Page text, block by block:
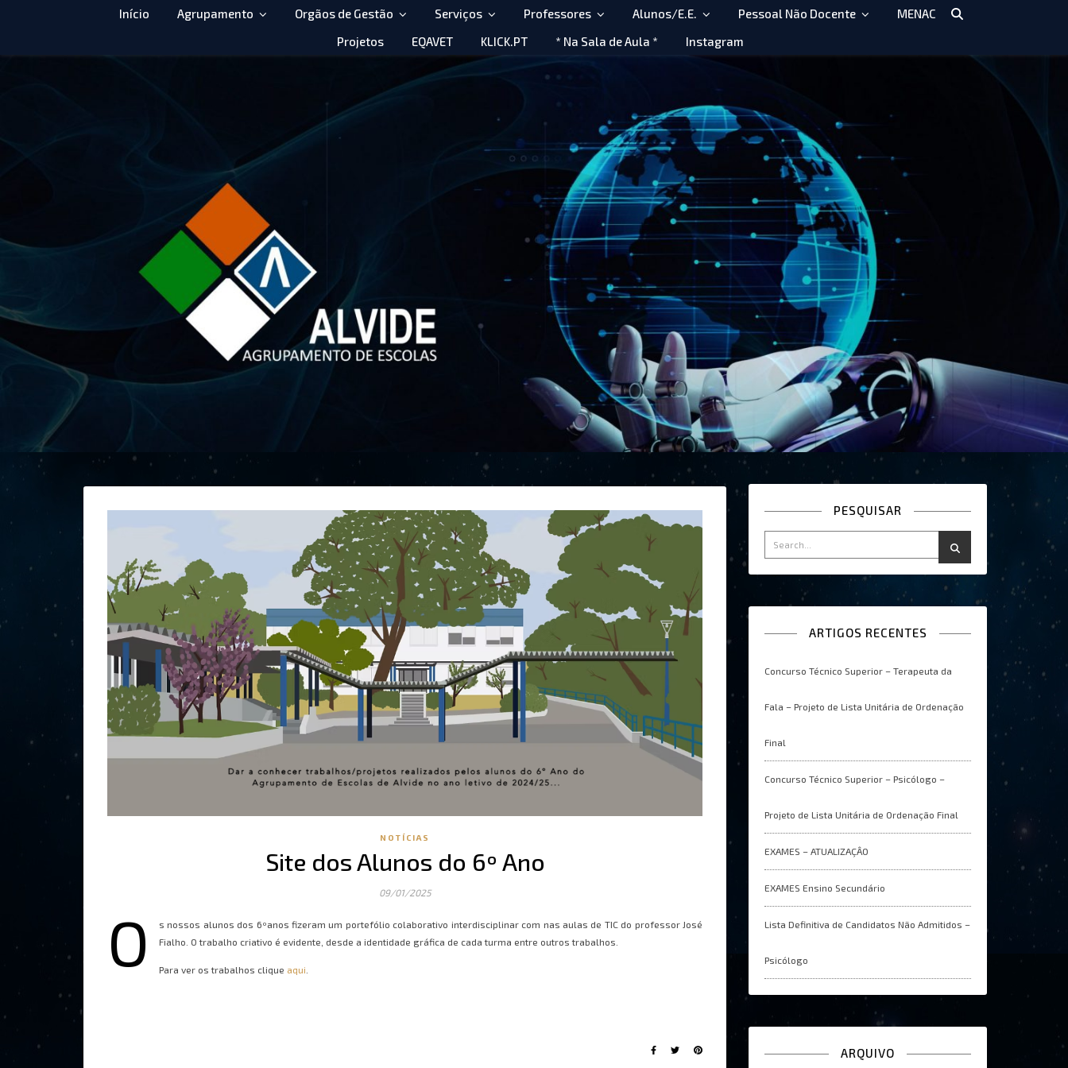
Início Agrupamento Orgãos de Gestão Serviços Professores Alunos/E.E. Pessoal Não Docente
MENAC
Projetos
EQAVET KLICK.PT * Na Sala de Aula * Instagram
NOTÍCIAS
Site dos Alunos do 6º Ano
09/01/2025
O
s nossos alunos dos 6ºanos fizeram um portefólio colaborativo interdisciplinar com nas aulas de TIC do professor José
Fialho. O trabalho criativo é evidente, desde a identidade gráfica de cada turma entre outros trabalhos.
Para ver os trabalhos clique aqui
PESQUISAR
ARTIGOS RECENTES
Concurso Técnico Superior – Terapeuta da
Fala – Projeto de Lista Unitária de Ordenação
Final
Concurso Técnico Superior – Psicólogo –
Projeto de Lista Unitária de Ordenação Final
EXAMES – ATUALIZAÇÂO
EXAMES Ensino Secundário
Lista Definitiva de Candidatos Não Admitidos –
Psicólogo
ARQUIVO